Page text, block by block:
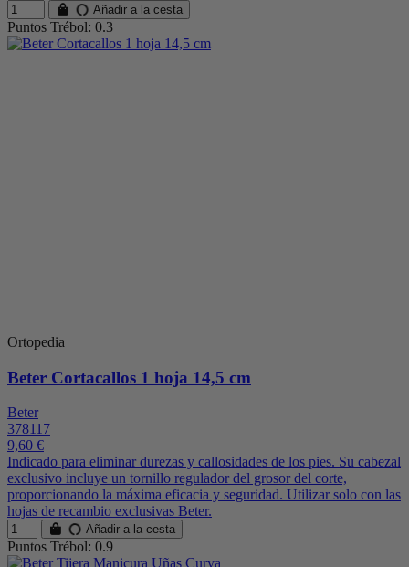
Añadir a la cesta
Puntos Trébol: 0.3
Ortopedia
Beter Cortacallos 1 hoja 14,5 cm
Beter
378117
9,60 €
Indicado para eliminar durezas y callosidades de los pies. Su cabezal
exclusivo incluye un tornillo regulador del grosor del corte,
proporcionando la máxima eficacia y seguridad. Utilizar solo con las
hojas de recambio exclusivas Beter.
Añadir a la cesta
Puntos Trébol: 0.9